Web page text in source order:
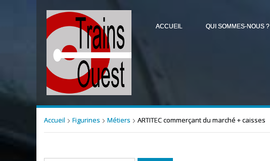
ACCUEIL QUI SOMMES-NOUS ?
Accueil Figurines Métiers ARTITEC commerçant du marché + caisses